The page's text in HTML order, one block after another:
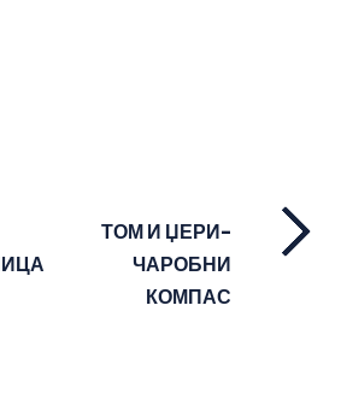
ТОМ И ЏЕРИ-
ЧАРОБНИ
КОМПАС